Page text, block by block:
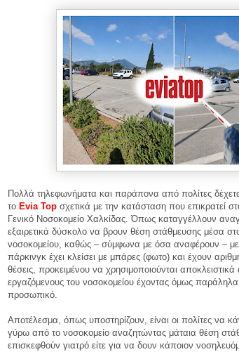
Πολλά τηλεφωνήματα και παράπονα από πολίτες δέχεται
το Evia Top σχετικά με την κατάσταση που επικρατεί
Γενικό Νοσοκομείο Χαλκίδας. Όπως καταγγέλλουν
εξαιρετικά δύσκολο να βρουν θέση στάθμευσης μέσα
νοσοκομείου, καθώς – σύμφωνα με όσα αναφέρουν –
πάρκινγκ έχει κλείσει με μπάρες (φωτο) και έχουν
θέσεις, προκειμένου να χρησιμοποιούνται
εργαζόμενους του νοσοκομείου έχοντας όμως παράληλα
προσωπικό.
Αποτέλεσμα, όπως υποστηρίζουν, είναι οι πολίτες να
γύρω από το νοσοκομείο αναζητώντας μάταια θέση
επισκεφθούν γιατρό είτε για να δουν κάποιον